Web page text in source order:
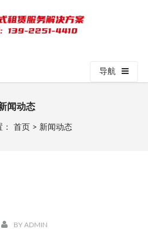
导航
闻动态
： 首页 > 新闻动态
BYADMIN